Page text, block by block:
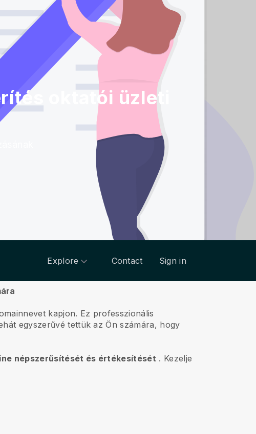
oktatói üzleti
Explore Contact Sign in
kapjon. Ez professzionális
egyszerűvé tettük az Ön számára, hogy
népszerűsítését és értékesítését . Kezelje